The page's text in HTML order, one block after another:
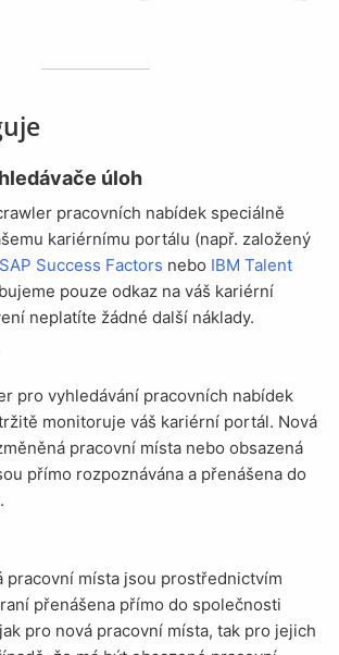
úloh
kariérnímu portálu (např. založený
SAP Success Factors nebo IBM Talent
pouze odkaz na váš kariérní
neplatíte žádné další náklady.
monitoruje váš kariérní portál. Nová
pracovní místa nebo obsazená
přímo rozpoznávána a přenášena do
přenášena přímo do společnosti
pro nová pracovní místa, tak pro jejich